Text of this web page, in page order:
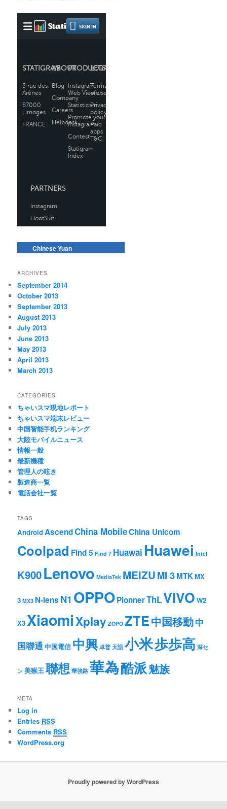
Chinese Yuan
ARCHIVES
September 2014
October 2013
September 2013
August 2013
July 2013
June 2013
May 2013
April 2013
March 2013
CATEGORIES
ちゃいスマ現地レポート
ちゃいスマ端末レビュー
中国智能手机ランキング
大陸モバイルニュース
情報一般
最新機種
管理人の呟き
製造商一覧
電話会社一覧
TAGS
AndroidAscendChina MobileChina Unicom
Coolpad Find 5 Find 7 Huawai Huawei Intel
K900Lenovo MediaTek MEIZUMI 3MTKMX
3 MX3 N-lens N1 OPPOPionnerThLVIVO W2
X3XiaomiXplay ZOPO ZTE中国移動中
国聯通 中国電信 中興 卓普 天語 小米歩歩高 深セ
ン 美猴王聯想 華強路 華為酷派魅族
META
Log in
Entries RSS
Comments RSS
WordPress.org
Proudly powered by WordPress